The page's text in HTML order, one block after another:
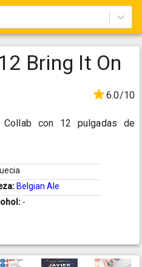
Bring It On
6.0/10
Collab con 12 pulgadas de
Belgian Ale
-